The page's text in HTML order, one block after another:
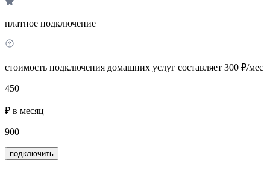
платное подключение
стоимость подключения домашних услуг составляет 300 ₽/мес
450
₽ в месяц
900
подключить